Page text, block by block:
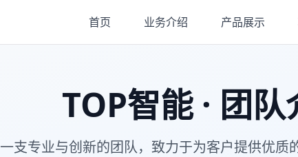
首页
业务介绍 产品展示
TOP智能 · 团队
一支专业与创新的团队，致力于为客户提供优质